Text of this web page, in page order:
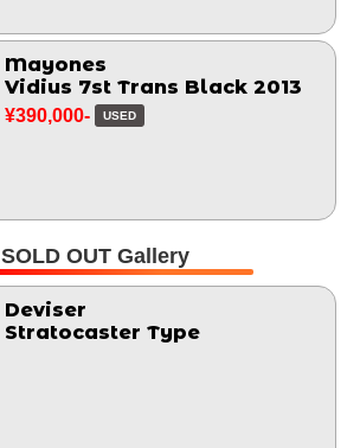
Mayones
Vidius 7st Trans Black 2013
¥390,000- USED
SOLD OUT Gallery
Deviser
Stratocaster Type